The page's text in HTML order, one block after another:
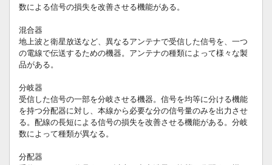
数による信号の損失を改善させる機能がある。
混合器
地上波と衛星放送など、異なるアンテナで受信した信号を、一つ
の電線で伝送するための機器。アンテナの種類によって様々な製
品がある。
分岐器
受信した信号の一部を分岐させる機器。信号を均等に分ける機能
を持つ分配器に対し、本線から必要な分の信号量のみを出力させ
る。配線の長短による信号の損失を改善させる機能がある。分岐
数によって種類が異なる。
分配器